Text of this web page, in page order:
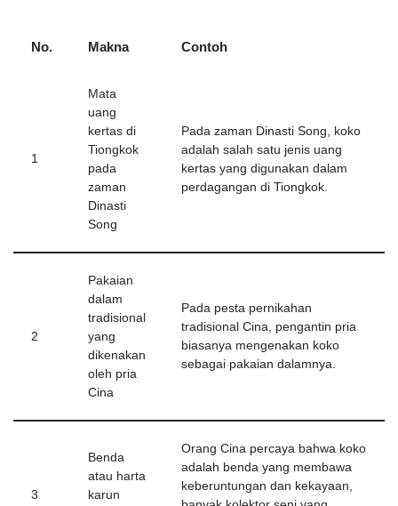
No. Makna Contoh
1
Mata
uang
kertas di
Tiongkok
pada
zaman
Dinasti
Song
Pada zaman Dinasti Song, koko
adalah salah satu jenis uang
kertas yang digunakan dalam
perdagangan di Tiongkok.
2
Pakaian
dalam
tradisional
yang
dikenakan
oleh pria
Cina
Pada pesta pernikahan
tradisional Cina, pengantin pria
biasanya mengenakan koko
sebagai pakaian dalamnya.
3
Benda
atau harta
karun
Orang Cina percaya bahwa koko
adalah benda yang membawa
keberuntungan dan kekayaan,